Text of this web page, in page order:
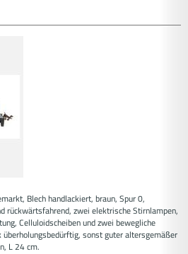
Blech handlackiert, braun, Spur 0,
rückwärtsfahrend, zwei elektrische Stirnlampen,
Celluloidscheiben und zwei bewegliche
sonst guter altersgemäßer
L 24 cm.